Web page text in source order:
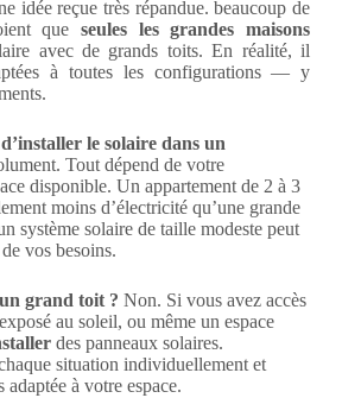
idée reçue très répandue. beaucoup de
que seules les grandes maisons
avec de grands toits. En réalité, il
à toutes les configurations — y
le solaire dans un
Tout dépend de votre
disponible. Un appartement de 2 à 3
moins d’électricité qu’une grande
système solaire de taille modeste peut
vos besoins.
grand toit ? Non. Si vous avez accès
au soleil, ou même un espace
des panneaux solaires.
situation individuellement et
à votre espace.